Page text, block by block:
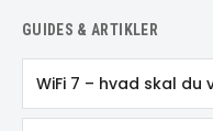
GUIDES & ARTIKLER
WiFi 7 – hvad skal du